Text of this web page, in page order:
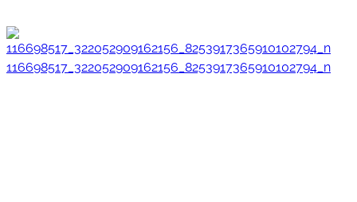
116698517_322052909162156_8253917365910102794_n